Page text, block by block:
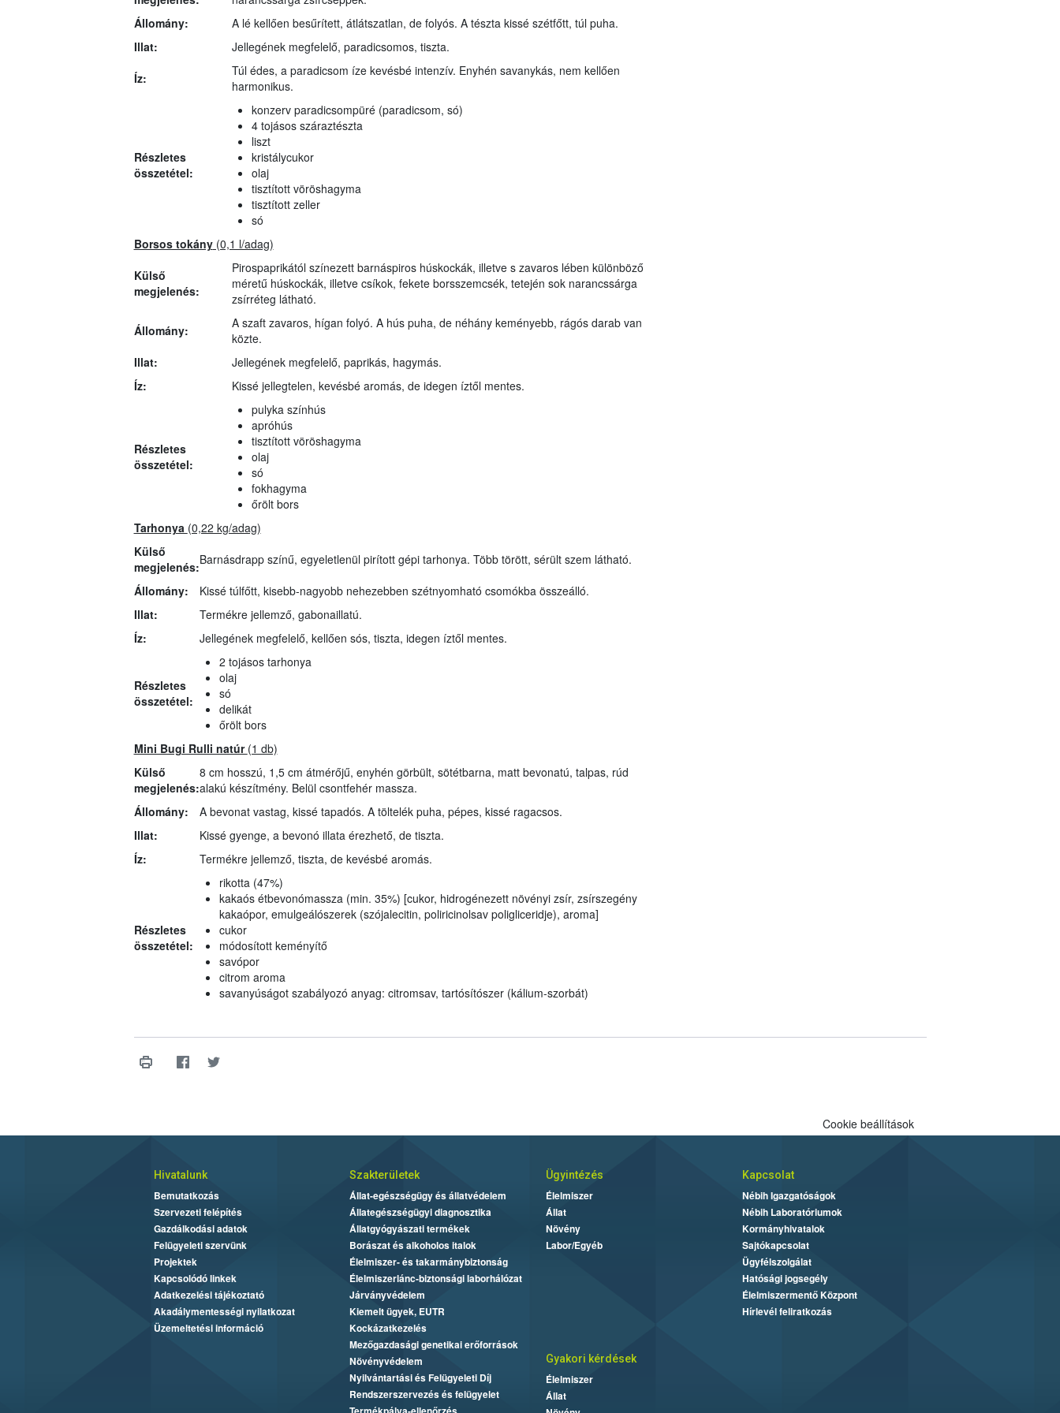
Állomány:
A lé kellően besűrített, átlátszatlan, de folyós. A tészta kissé szétfőtt, túl puha.
Illat:
Jellegének megfelelő, paradicsomos, tiszta.
Íz:
Túl édes, a paradicsom íze kevésbé intenzív. Enyhén savanykás, nem kellően
harmonikus.
Részletes
összetétel:
konzerv paradicsompüré (paradicsom, só)
4 tojásos száraztészta
liszt
kristálycukor
olaj
tisztított vöröshagyma
tisztított zeller
só
Borsos tokány(0,1 l/adag)
Külső
megjelenés:
Pirospaprikától színezett barnáspiros húskockák, illetve s zavaros lében különböző
méretű húskockák, illetve csíkok, fekete borsszemcsék, tetején sok narancssárga
zsírréteg látható.
Állomány:
A szaft zavaros, hígan folyó. A hús puha, de néhány keményebb, rágós darab van
közte.
Illat:
Jellegének megfelelő, paprikás, hagymás.
Íz:
Kissé jellegtelen, kevésbé aromás, de idegen íztől mentes.
Részletes
összetétel:
pulyka színhús
apróhús
tisztított vöröshagyma
olaj
só
fokhagyma
őrölt bors
Tarhonya (0,22 kg/adag)
Külső
megjelenés:Barnásdrapp színű, egyeletlenül pirított gépi tarhonya. Több törött, sérült szem látható.
Állomány:
Kissé túlfőtt, kisebb-nagyobb nehezebben szétnyomható csomókba összeálló.
Illat:
Termékre jellemző, gabonaillatú.
Íz:
Jellegének megfelelő, kellően sós, tiszta, idegen íztől mentes.
Részletes
összetétel:
2 tojásos tarhonya
olaj
só
delikát
őrölt bors
Mini Bugi Rulli natúr (1 db)
Külső
megjelenés:
8 cm hosszú, 1,5 cm átmérőjű, enyhén görbült, sötétbarna, matt bevonatú, talpas, rúd
alakú készítmény. Belül csontfehér massza.
Állomány:
A bevonat vastag, kissé tapadós. A töltelék puha, pépes, kissé ragacsos.
Illat:
Kissé gyenge, a bevonó illata érezhető, de tiszta.
Íz:
Termékre jellemző, tiszta, de kevésbé aromás.
Részletes
összetétel:
rikotta (47%)
kakaós étbevonómassza (min. 35%) [cukor, hidrogénezett növényi zsír, zsírszegény
kakaópor, emulgeálószerek (szójalecitin, poliricinolsav poligliceridje), aroma]
cukor
módosított keményítő
savópor
citrom aroma
savanyúságot szabályozó anyag: citromsav, tartósítószer (kálium-szorbát)
Cookie beállítások
Hivatalunk
Bemutatkozás
Szervezeti felépítés
Gazdálkodási adatok
Felügyeleti szervünk
Projektek
Kapcsolódó linkek
Adatkezelési tájékoztató
Akadálymentességi nyilatkozat
Üzemeltetési információ
Szakterületek
Állat-egészségügy és állatvédelem
Állategészségügyi diagnosztika
Állatgyógyászati termékek
Borászat és alkoholos italok
Élelmiszer- és takarmánybiztonság
Élelmiszerlánc-biztonsági laborhálózat
Járványvédelem
Kiemelt ügyek, EUTR
Kockázatkezelés
Mezőgazdasági genetikai erőforrások
Növényvédelem
Nyilvántartási és Felügyeleti Díj
Rendszerszervezés és felügyelet
Ügyintézés
Élelmiszer
Állat
Növény
Labor/Egyéb
Kapcsolat
Nébih Igazgatóságok
Nébih Laboratóriumok
Kormányhivatalok
Sajtókapcsolat
Ügyfélszolgálat
Hatósági jogsegély
Élelmiszermentő Központ
Hírlevél feliratkozás
Gyakori kérdések
Élelmiszer
Állat